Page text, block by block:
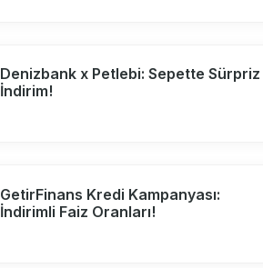
Denizbank x Petlebi: Sepette Sürpriz
İndirim!
GetirFinans Kredi Kampanyası:
İndirimli Faiz Oranları!